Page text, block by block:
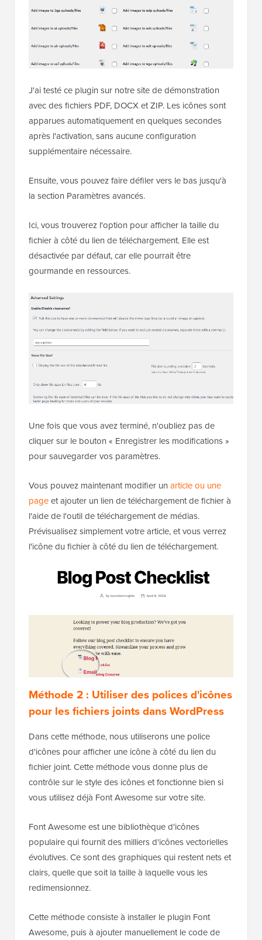
J'ai testé ce plugin sur notre site de démonstration
avec des fichiers PDF, DOCX et ZIP. Les icônes sont
apparues automatiquement en quelques secondes
après l'activation, sans aucune configuration
supplémentaire nécessaire.
Ensuite, vous pouvez faire défiler vers le bas jusqu'à
la section Paramètres avancés.
Ici, vous trouverez l'option pour afficher la taille du
fichier à côté du lien de téléchargement. Elle est
désactivée par défaut, car elle pourrait être
gourmande en ressources.
Une fois que vous avez terminé, n'oubliez pas de
cliquer sur le bouton « Enregistrer les modifications »
pour sauvegarder vos paramètres.
Vous pouvez maintenant modifier un article ou une
pageet ajouter un lien de téléchargement de fichier à
l'aide de l'outil de téléchargement de médias.
Prévisualisez simplement votre article, et vous verrez
l'icône du fichier à côté du lien de téléchargement.
Méthode 2 : Utiliser des polices d'icônes
pour les fichiers joints dans WordPress
Dans cette méthode, nous utiliserons une police
d'icônes pour afficher une icône à côté du lien du
fichier joint. Cette méthode vous donne plus de
contrôle sur le style des icônes et fonctionne bien si
vous utilisez déjà Font Awesome sur votre site.
Font Awesome est une bibliothèque d'icônes
populaire qui fournit des milliers d'icônes vectorielles
évolutives. Ce sont des graphiques qui restent nets et
clairs, quelle que soit la taille à laquelle vous les
redimensionnez.
Cette méthode consiste à installer le plugin Font
Awesome, puis à ajouter manuellement le code de